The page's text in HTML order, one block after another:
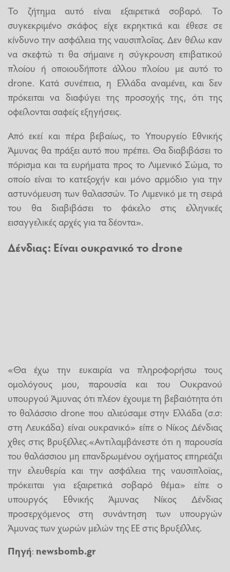
Το ζήτημα αυτό είναι εξαιρετικά σοβαρό. Το
συγκεκριμένο σκάφος είχε εκρηκτικά και έθεσε σε
κίνδυνο την ασφάλεια της ναυσιπλοΐας. Δεν θέλω καν
να σκεφτώ τι θα σήμαινε η σύγκρουση επιβατικού
πλοίου ή οποιουδήποτε άλλου πλοίου με αυτό το
drone. Κατά συνέπεια, η Ελλάδα αναμένει, και δεν
πρόκειται να διαφύγει της προσοχής της, ότι της
οφείλονται σαφείς εξηγήσεις.
Από εκεί και πέρα βεβαίως, το Υπουργείο Εθνικής
Άμυνας θα πράξει αυτό που πρέπει. Θα διαβιβάσει το
πόρισμα και τα ευρήματα προς το Λιμενικό Σώμα, το
οποίο είναι το κατεξοχήν και μόνο αρμόδιο για την
αστυνόμευση των θαλασσών. Το Λιμενικό με τη σειρά
του θα διαβιβάσει το φάκελο στις ελληνικές
εισαγγελικές αρχές για τα δέοντα».
Δένδιας: Είναι ουκρανικό το drone
«Θα έχω την ευκαιρία να πληροφορήσω τους
ομολόγους μου, παρουσία και του Ουκρανού
υπουργού Άμυνας ότι πλέον έχουμε τη βεβαιότητα ότι
το θαλάσσιο drone που αλιεύσαμε στην Ελλάδα (σ.σ:
στη Λευκάδα) είναι ουκρανικό» είπε ο Νίκος Δένδιας
χθες στις Βρυξέλλες.«Αντιλαμβάνεστε ότι η παρουσία
του θαλάσσιου μη επανδρωμένου οχήματος επηρεάζει
την ελευθερία και την ασφάλεια της ναυσιπλοϊας,
πρόκειται για εξαιρετικά σοβαρό θέμα» είπε ο
υπουργός Εθνικής Άμυνας Νίκος Δένδιας
προσερχόμενος στη συνάντηση των υπουργών
Άμυνας των χωρών μελών της ΕΕ στις Βρυξέλλες.
Πηγή:newsbomb.gr